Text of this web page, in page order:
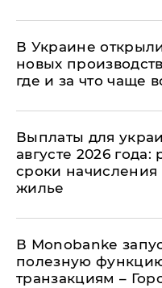
В Украине
новых
где и за что чаще
Выплаты для
августе 2026
сроки начисления
жилье
В Мonobankе
полезную
транзакциям –